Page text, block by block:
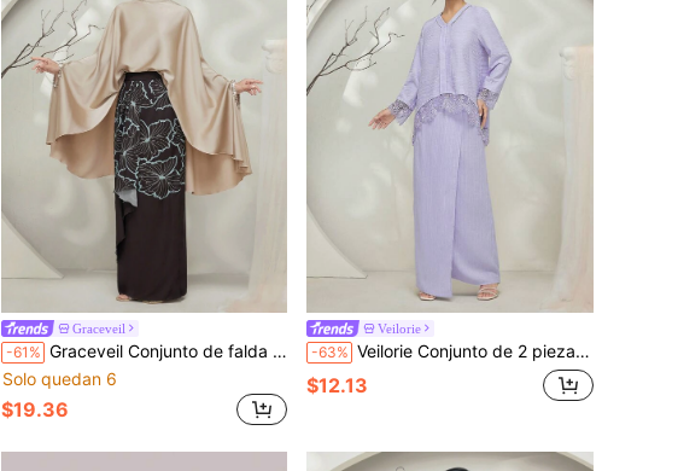
Graceveil
-61% Graceveil Conjunto de falda larga estampada floral y blusa de mangas murciélago con cuello alto de un solo color, estilo hanfu modesto, para mujer
Solo quedan 6
$19.36
Veilorie
-63% Veilorie Conjunto de 2 piezas para mujer modesta que incluye blusa con textura de encaje y dobladillo asimétrico y falda midi larga
$12.13